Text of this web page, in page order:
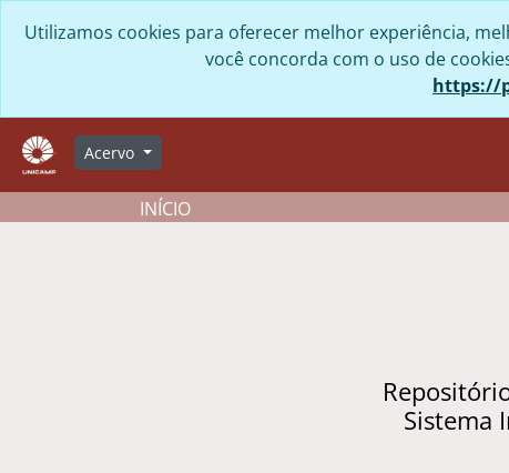
Utilizamos cookies para oferecer melhor experiência,
você concorda com o uso de
https://
Acervo
INÍCIO
Sistema